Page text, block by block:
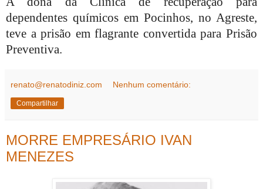
dependentes químicos em Pocinhos, no Agreste,
teve a prisão em flagrante convertida para Prisão
Preventiva.
renato@renatodiniz.com Nenhum comentário:
Compartilhar
MORRE EMPRESÁRIO IVAN
MENEZES